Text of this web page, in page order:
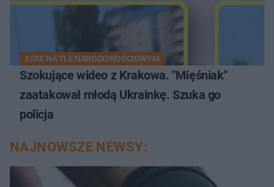
ATAK NA TLE NARODOWOŚCIOWYM
Szokujące wideo z Krakowa. "Mięśniak"
zaatakował młodą Ukrainkę. Szuka go
policja
NAJNOWSZE NEWSY: